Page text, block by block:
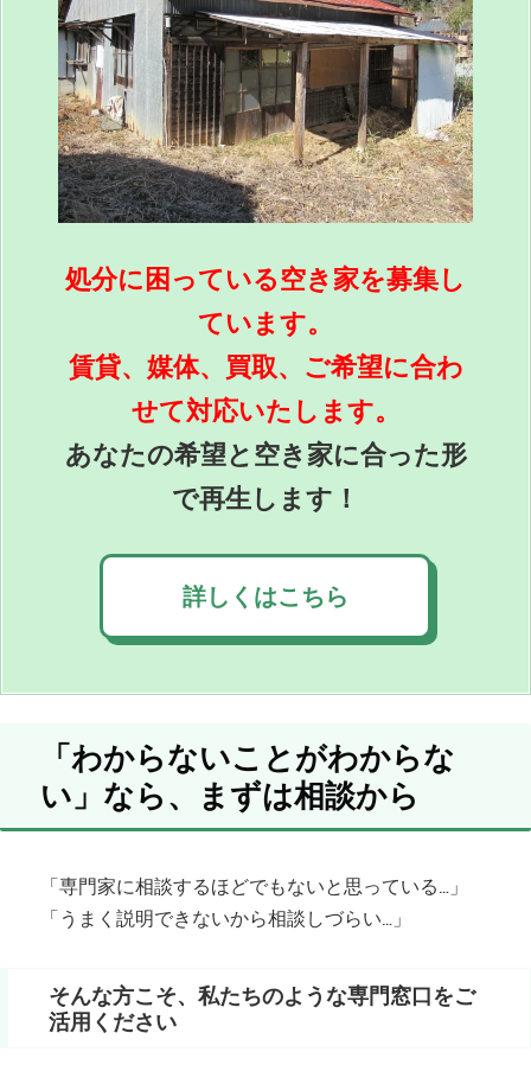
処分に困っている空き家を募集し
ています。
賃貸、媒体、買取、ご希望に合わ
せて対応いたします。
あなたの希望と空き家に合った形
で再生します！
詳しくはこちら
「わからないことがわからな
い」なら、まずは相談から
「専門家に相談するほどでもないと思っている…」
「うまく説明できないから相談しづらい…」
そんな方こそ、私たちのような専門窓口をご
活用ください